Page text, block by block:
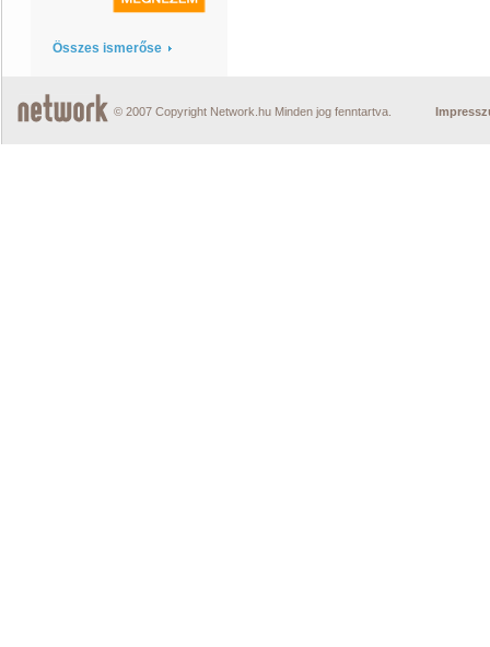
Összes ismerőse
© 2007 Copyright Network.hu Minden jog fenntartva.